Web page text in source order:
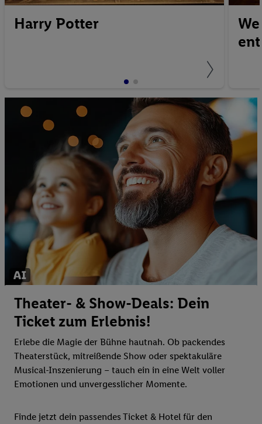
Harry Potter
Theater- & Show-Deals: Dein
Ticket zum Erlebnis!
Erlebe die Magie der Bühne hautnah. Ob packendes
Theaterstück, mitreißende Show oder spektakuläre
Musical-Inszenierung – tauch ein in eine Welt voller
Emotionen und unvergesslicher Momente.
Finde jetzt dein passendes Ticket & Hotel für den